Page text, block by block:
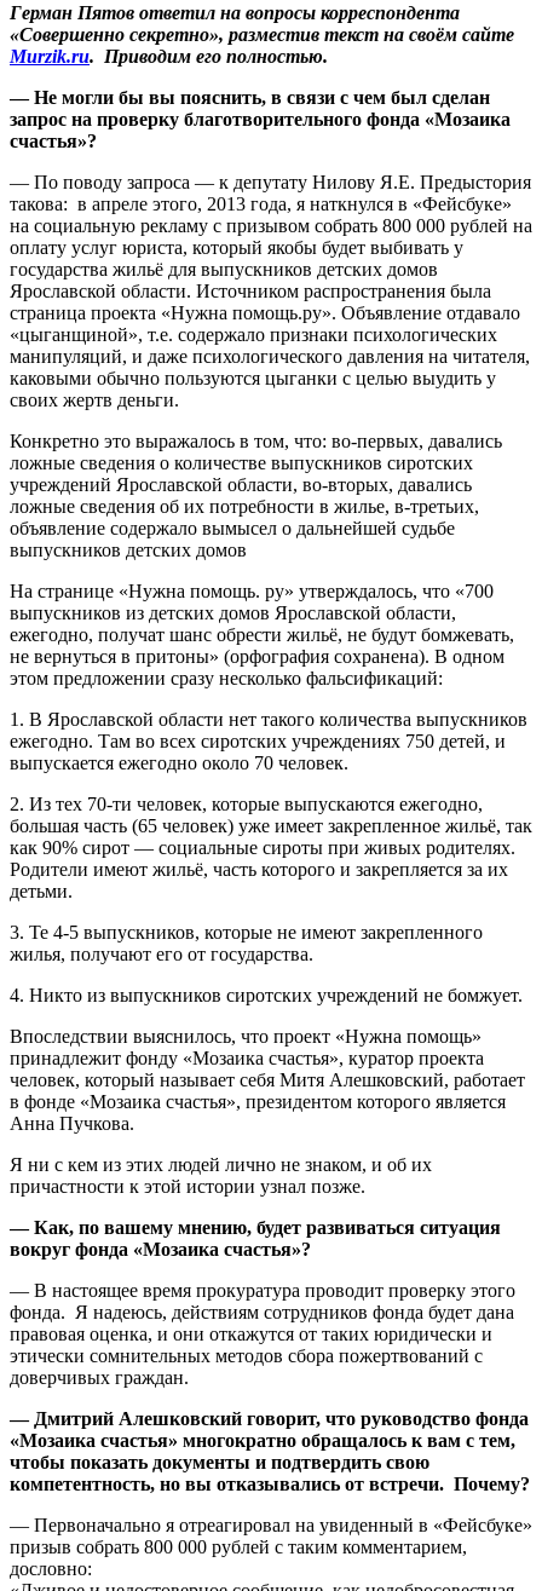
Герман Пятов ответил на вопросы корреспондента
«Совершенно секретно», разместив текст на своём сайте
Murzik.ru. Приводим его полностью.
— Не могли бы вы пояснить, в связи с чем был сделан
запрос на проверку благотворительного фонда «Мозаика
счастья»?
— По поводу запроса — к депутату Нилову Я.Е. Предыстория
такова: в апреле этого, 2013 года, я наткнулся в «Фейсбуке»
на социальную рекламу с призывом собрать 800 000 рублей на
оплату услуг юриста, который якобы будет выбивать у
государства жильё для выпускников детских домов
Ярославской области. Источником распространения была
страница проекта «Нужна помощь.ру». Объявление отдавало
«цыганщиной», т.е. содержало признаки психологических
манипуляций, и даже психологического давления на читателя,
каковыми обычно пользуются цыганки с целью выудить у
своих жертв деньги.
Конкретно это выражалось в том, что: во-первых, давались
ложные сведения о количестве выпускников сиротских
учреждений Ярославской области, во-вторых, давались
ложные сведения об их потребности в жилье, в-третьих,
объявление содержало вымысел о дальнейшей судьбе
выпускников детских домов
На странице «Нужна помощь. ру» утверждалось, что «700
выпускников из детских домов Ярославской области,
ежегодно, получат шанс обрести жильё, не будут бомжевать,
не вернуться в притоны» (орфография сохранена). В одном
этом предложении сразу несколько фальсификаций:
1. В Ярославской области нет такого количества выпускников
ежегодно. Там во всех сиротских учреждениях 750 детей, и
выпускается ежегодно около 70 человек.
2. Из тех 70-ти человек, которые выпускаются ежегодно,
большая часть (65 человек) уже имеет закрепленное жильё, так
как 90% сирот — социальные сироты при живых родителях.
Родители имеют жильё, часть которого и закрепляется за их
детьми.
3. Те 4-5 выпускников, которые не имеют закрепленного
жилья, получают его от государства.
4. Никто из выпускников сиротских учреждений не бомжует.
Впоследствии выяснилось, что проект «Нужна помощь»
принадлежит фонду «Мозаика счастья», куратор проекта
человек, который называет себя Митя Алешковский, работает
в фонде «Мозаика счастья», президентом которого является
Анна Пучкова.
Я ни с кем из этих людей лично не знаком, и об их
причастности к этой истории узнал позже.
— Как, по вашему мнению, будет развиваться ситуация
вокруг фонда «Мозаика счастья»?
— В настоящее время прокуратура проводит проверку этого
фонда. Я надеюсь, действиям сотрудников фонда будет дана
правовая оценка, и они откажутся от таких юридически и
этически сомнительных методов сбора пожертвований с
доверчивых граждан.
— Дмитрий Алешковский говорит, что руководство фонда
«Мозаика счастья» многократно обращалось к вам с тем,
чтобы показать документы и подтвердить свою
компетентность, но вы отказывались от встречи. Почему?
— Первоначально я отреагировал на увиденный в «Фейсбуке»
призыв собрать 800 000 рублей с таким комментарием,
дословно: